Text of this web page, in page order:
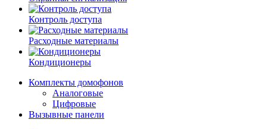
Контроль доступа
Расходные материалы
Кондиционеры
Комплекты домофонов
Аналоговые
Цифровые
Вызывные панели